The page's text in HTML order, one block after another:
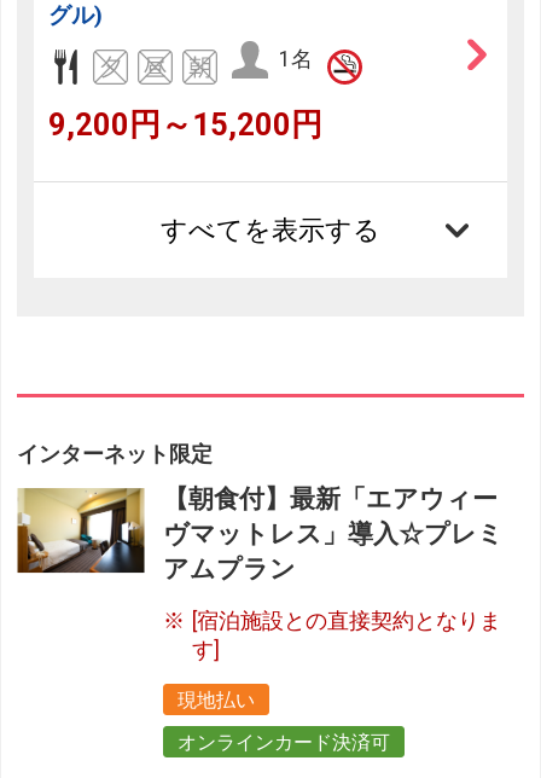
グル)
1名
9,200円～15,200円
すべてを表示する
インターネット限定
【朝食付】最新「エアウィー
ヴマットレス」導入☆プレミ
アムプラン
[宿泊施設との直接契約となりま
す]
現地払い
オンラインカード決済可